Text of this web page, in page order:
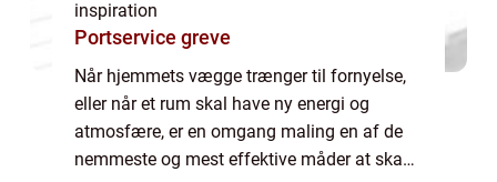
inspiration
Portservice greve
Når hjemmets vægge trænger til fornyelse,
eller når et rum skal have ny energi og
atmosfære, er en omgang maling en af de
nemmeste og mest effektive måder at skabe